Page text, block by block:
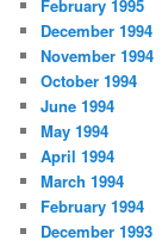
February 1995
December 1994
November 1994
October 1994
June 1994
May 1994
April 1994
March 1994
February 1994
December 1993